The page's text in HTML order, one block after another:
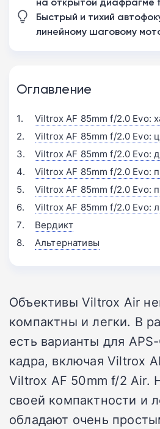
Быстрый и тихий
линейному шаговому
Оглавление
Viltrox AF 85mm f/2.0 Evo:
Viltrox AF 85mm f/2.0 Evo:
Viltrox AF 85mm f/2.0 Evo:
Viltrox AF 85mm f/2.0 Evo:
Viltrox AF 85mm f/2.0 Evo:
Viltrox AF 85mm f/2.0 Evo:
Вердикт
Альтернативы
Объективы Viltrox Air
компактны и легки. В
есть варианты для
кадра, включая Viltrox
Viltrox AF 50mm f/2 Air.
своей компактности и
обладают очень